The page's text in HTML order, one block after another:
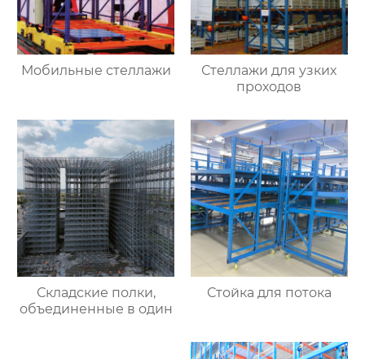
Мобильные стеллажи
Стеллажи для узких
проходов
Складские полки,
объединенные в один
Стойка для потока